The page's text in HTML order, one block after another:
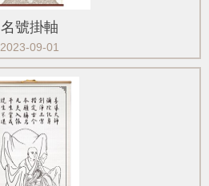
名號掛軸
2023-09-01